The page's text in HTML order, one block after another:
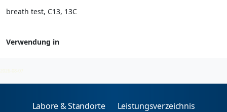
breath test, C13, 13C
Verwendung in
2026-08-07
Labore & Standorte Leistungsverzeichnis